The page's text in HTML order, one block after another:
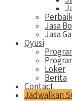
Jasa
Jasa
Qyusi
Loker
Berita
Contact
Jadwalkan